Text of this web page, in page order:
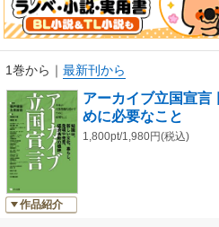
を入力いただくと、電子書籍が無料で
【対応電子書店】
1巻から ｜ 最新刊から
作品紹介
アーカイブ立国宣言
めに必要なこと
1,800pt/1,980円(税込)